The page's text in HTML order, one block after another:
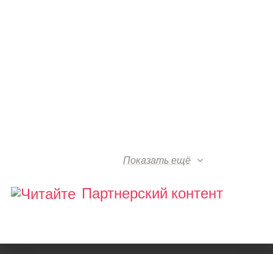
Показать ещё
Партнерский контент